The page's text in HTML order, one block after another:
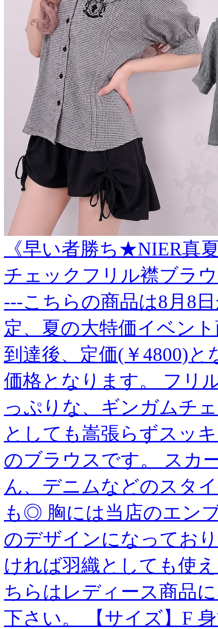
《早い者勝ち★NIER真
チェックフリル襟ブラ
---こちらの商品は8月8
定、夏の大特価イベン
到達後、定価(￥4800)
価格となります。 フリ
っぷりな、ギンガムチ
としても嵩張らずスッ
のブラウスです。 スカ
ん、デニムなどのスタ
も◎ 胸には当店のエン
のデザインになってお
ければ羽織としても使
ちらはレディース商品
下さい。 【サイズ】F